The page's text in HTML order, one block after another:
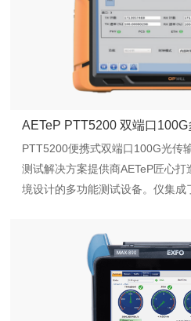
AETeP PTT5200 双端口
PTT5200便携式双端口100G光传
测试解决方案提供商AETeP匠心
境设计的多功能测试设备。仪集成